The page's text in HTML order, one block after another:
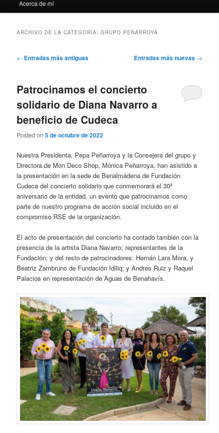
Acerca de mí
ARCHIVO DE LA CATEGORÍA:GRUPO PEÑARROYA
Navegación
← Entradas más antiguas Entradas más nuevas →
Patrocinamos el concierto
solidario de Diana Navarro a
beneficio de Cudeca
Posted on5 de octubre de 2022
Nuestra Presidenta, Pepa Peñarroya y la Consejera del grupo y
Directora de Mon Deco Shop, Mónica Peñarroya, han asistido a
la presentación en la sede de Benalmádena de Fundación
Cudeca del concierto solidario que conmemorará el 30º
aniversario de la entidad, un evento que patrocinamos como
parte de nuestro programa de acción social incluido en el
compromiso RSE de la organización.
El acto de presentación del concierto ha contado también con la
presencia de la artista Diana Navarro; representantes de la
Fundación; y del resto de patrocinadores: Hernán Lara Mora, y
Beatriz Zambruno de Fundación Idiliq; y Andrés Ruiz y Raquel
Palacios en representación de Aguas de Benahavís.